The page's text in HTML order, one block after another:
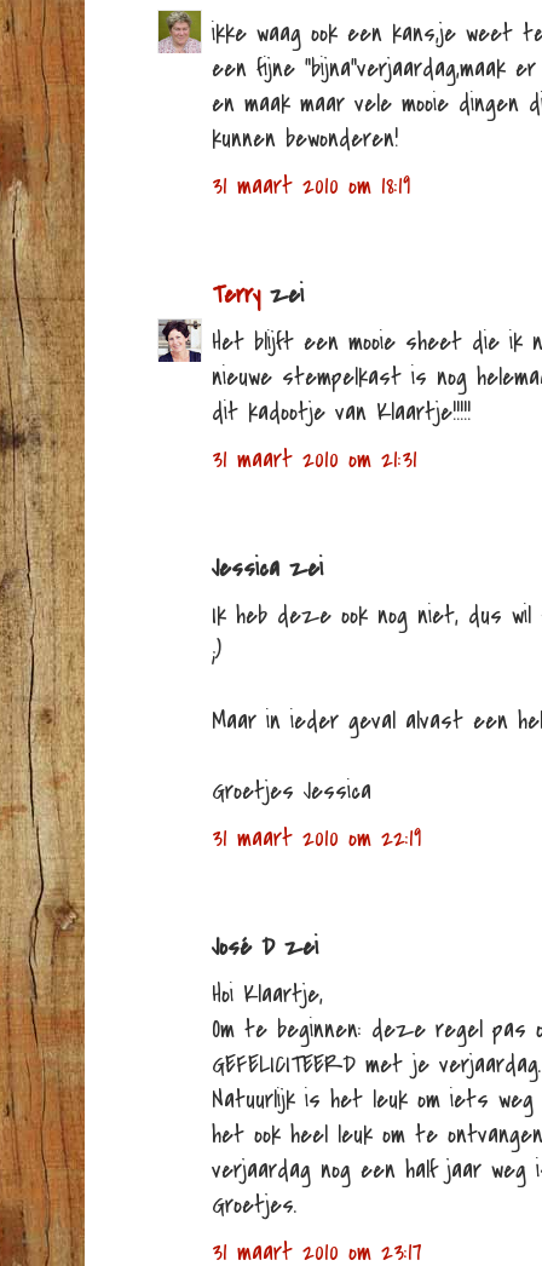
ikke waag ook een kans,je weet
een fijne "bijna"verjaardag,maak
en maak maar vele mooie dingen
kunnen bewonderen!
31 maart 2010 om 18:19
Terryzei
Het blijft een mooie sheet die ik
nieuwe stempelkast is nog
dit kadootje van Klaartje!!!!!
31 maart 2010 om 21:31
Jessica zei
Ik heb deze ook nog niet, dus
;)
Maar in ieder geval alvast een
Groetjes Jessica
31 maart 2010 om 22:19
José D zei
Hoi Klaartje,
Om te beginnen: deze regel
GEFELICITEERD met je verjaardag.
Natuurlijk is het leuk om iets
het ook heel leuk om te
verjaardag nog een half jaar weg
Groetjes.
31 maart 2010 om 23:17